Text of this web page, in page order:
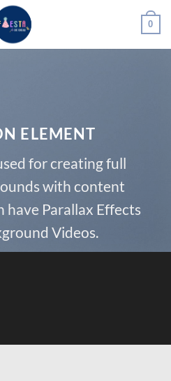
0
ELEMENT
for creating full
with content
have Parallax Effects
Videos.